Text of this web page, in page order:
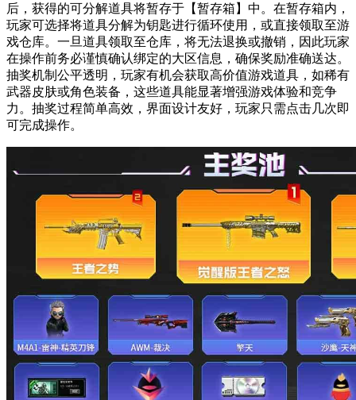
后，获得的可分解道具将暂存于【暂存箱】中。在暂存箱内，
玩家可选择将道具分解为钥匙进行循环使用，或直接领取至游
戏仓库。一旦道具领取至仓库，将无法退换或撤销，因此玩家
在操作前务必谨慎确认绑定的大区信息，确保奖励准确送达。
抽奖机制公平透明，玩家有机会获取高价值游戏道具，如稀有
武器皮肤或角色装备，这些道具能显著增强游戏体验和竞争
力。抽奖过程简单高效，界面设计友好，玩家只需点击几次即
可完成操作。